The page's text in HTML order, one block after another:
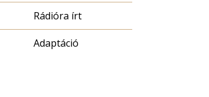
Rádióra írt
Adaptáció